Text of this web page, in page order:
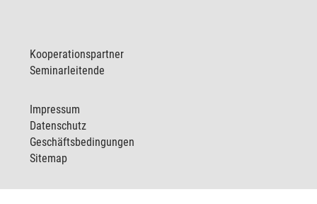
Kooperationspartner
Seminarleitende
Impressum
Datenschutz
Geschäftsbedingungen
Sitemap